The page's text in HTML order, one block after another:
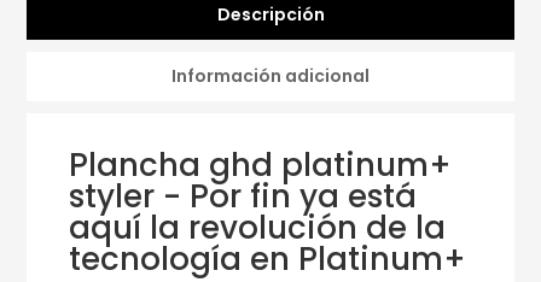
Descripción
Información adicional
Plancha ghd platinum+
styler - Por fin ya está
aquí la revolución de la
tecnología en Platinum+